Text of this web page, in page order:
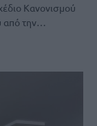
Κανονισμού
από την…